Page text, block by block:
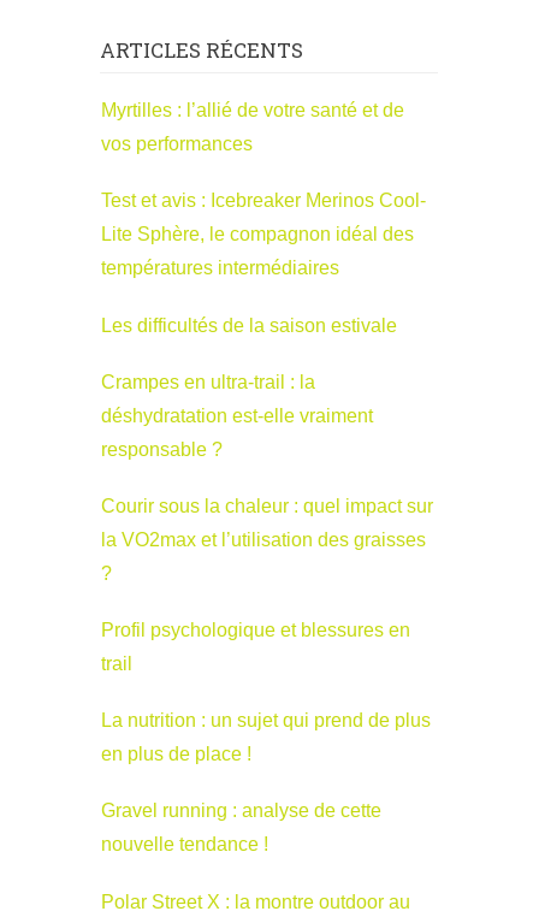
ARTICLES RÉCENTS
Myrtilles : l’allié de votre santé et de
vos performances
Test et avis : Icebreaker Merinos Cool-
Lite Sphère, le compagnon idéal des
températures intermédiaires
Les difficultés de la saison estivale
Crampes en ultra-trail : la
déshydratation est-elle vraiment
responsable ?
Courir sous la chaleur : quel impact sur
la VO2max et l’utilisation des graisses
?
Profil psychologique et blessures en
trail
La nutrition : un sujet qui prend de plus
en plus de place !
Gravel running : analyse de cette
nouvelle tendance !
Polar Street X : la montre outdoor au